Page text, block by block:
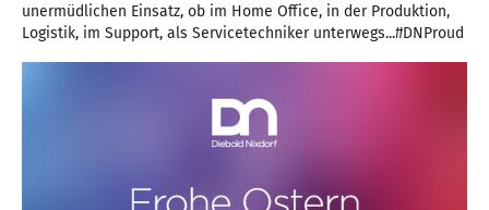
unermüdlichen Einsatz, ob im Home Office, in der Produktion,